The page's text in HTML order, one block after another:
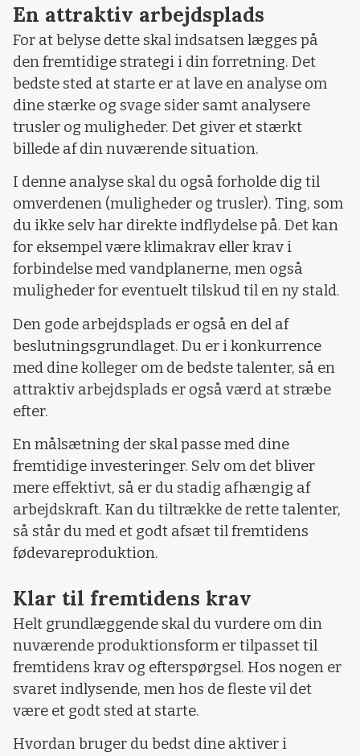
En attraktiv arbejdsplads
For at belyse dette skal indsatsen lægges på
den fremtidige strategi i din forretning. Det
bedste sted at starte er at lave en analyse om
dine stærke og svage sider samt analysere
trusler og muligheder. Det giver et stærkt
billede af din nuværende situation.
I denne analyse skal du også forholde dig til
omverdenen (muligheder og trusler). Ting, som
du ikke selv har direkte indflydelse på. Det kan
for eksempel være klimakrav eller krav i
forbindelse med vandplanerne, men også
muligheder for eventuelt tilskud til en ny stald.
Den gode arbejdsplads er også en del af
beslutningsgrundlaget. Du er i konkurrence
med dine kolleger om de bedste talenter, så en
attraktiv arbejdsplads er også værd at stræbe
efter.
En målsætning der skal passe med dine
fremtidige investeringer. Selv om det bliver
mere effektivt, så er du stadig afhængig af
arbejdskraft. Kan du tiltrække de rette talenter,
så står du med et godt afsæt til fremtidens
fødevareproduktion.
Klar til fremtidens krav
Helt grundlæggende skal du vurdere om din
nuværende produktionsform er tilpasset til
fremtidens krav og efterspørgsel. Hos nogen er
svaret indlysende, men hos de fleste vil det
være et godt sted at starte.
Hvordan bruger du bedst dine aktiver i